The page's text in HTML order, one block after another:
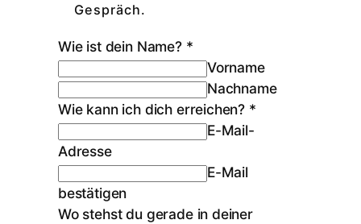
Gespräch.
Wie ist dein Name? *
Vorname
Nachname
Wie kann ich dich erreichen? *
E-Mail-
Adresse
E-Mail
bestätigen
Wo stehst du gerade in deiner